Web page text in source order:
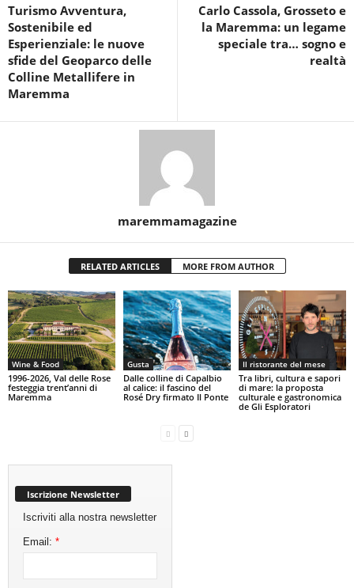
Turismo Avventura,
Sostenibile ed
Esperienziale: le nuove
sfide del Geoparco delle
Colline Metallifere in
Maremma
Carlo Cassola, Grosseto e
la Maremma: un legame
speciale tra… sogno e
realtà
maremmamagazine
RELATED ARTICLES MORE FROM AUTHOR
Wine & Food
1996-2026, Val delle Rose
festeggia trent’anni di
Maremma
Gusta
Dalle colline di Capalbio
al calice: il fascino del
Rosé Dry firmato Il Ponte
Il ristorante del mese
Tra libri, cultura e sapori
di mare: la proposta
culturale e gastronomica
de Gli Esploratori
Iscrizione Newsletter
Iscriviti alla nostra newsletter
Email:*